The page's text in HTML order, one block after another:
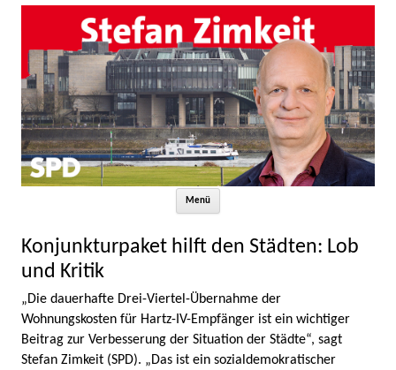
Menü
Konjunkturpaket hilft den Städten: Lob
und Kritik
„Die dauerhafte Drei-Viertel-Übernahme der
Wohnungskosten für Hartz-IV-Empfänger ist ein wichtiger
Beitrag zur Verbesserung der Situation der Städte“, sagt
Stefan Zimkeit (SPD). „Das ist ein sozialdemokratischer